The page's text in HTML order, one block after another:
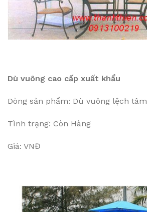
Dù vuông cao cấp xuất khẩu
Dòng sản phẩm: Dù vuông lệch tâm
Tình trạng: Còn Hàng
Giá: VNĐ